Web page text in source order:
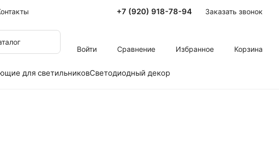
+7 (920) 918-78-94 Заказать звонок
Войти
Сравнение Избранное Корзина
для светильниковСветодиодный декор